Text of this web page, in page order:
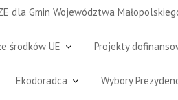
dla Gmin Województwa
środków UE Projekty
Ekodoradca Wybory